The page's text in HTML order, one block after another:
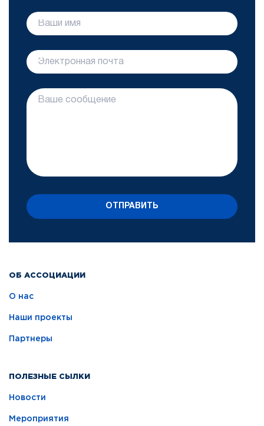
ОБ АССОЦИАЦИИ
О нас
Наши проекты
Партнеры
ПОЛЕЗНЫЕ СЫЛКИ
Новости
Мероприятия
ОТПРАВИТЬ